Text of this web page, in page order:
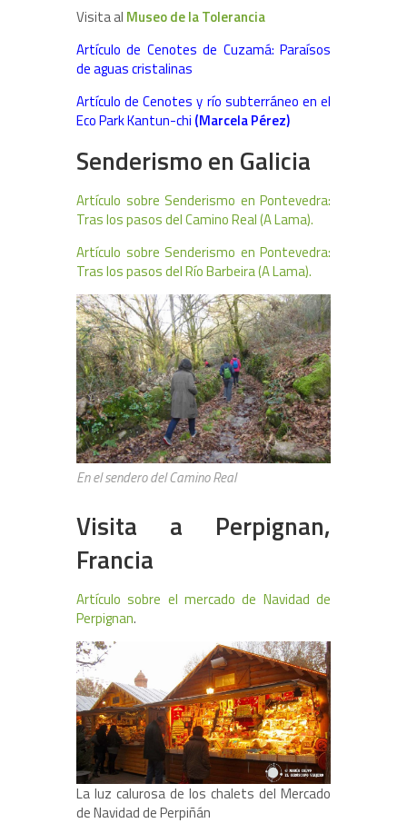
Visita al Museo de la Tolerancia
Artículo de Cenotes de Cuzamá: Paraísos
de aguas cristalinas
Artículo de Cenotes y río subterráneo en el
Eco Park Kantun-chi (Marcela Pérez)
Senderismo en Galicia
Artículo sobre Senderismo en Pontevedra:
Tras los pasos del Camino Real (A Lama).
Artículo sobre Senderismo en Pontevedra:
Tras los pasos del Río Barbeira (A Lama).
En el sendero del Camino Real
Visita a Perpignan,
Francia
Artículo sobre el mercado de Navidad de
Perpignan.
La luz calurosa de los chalets del Mercado
de Navidad de Perpiñán